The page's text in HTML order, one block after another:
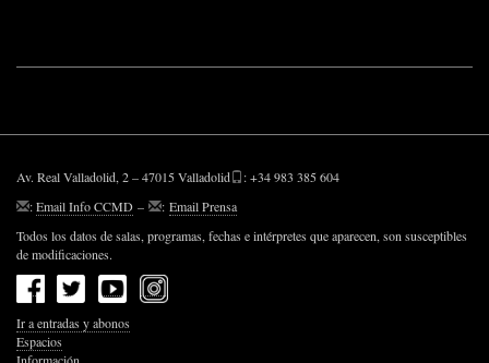
Av. Real Valladolid, 2 – 47015 Valladolid
: +34 983 385 604
:Email Info CCMD – : Email Prensa
Todos los datos de salas, programas, fechas e intérpretes que aparecen, son susceptibles
de modificaciones.
Ir a entradas y abonos
Espacios